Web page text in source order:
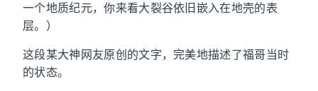
一个地质纪元，你来看大裂谷依旧嵌入在地壳的表
层。）
这段某大神网友原创的文字，完美地描述了福哥当时
的状态。